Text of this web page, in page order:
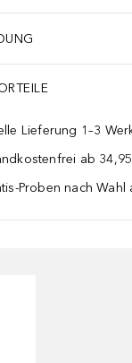
Lieferung 1–3
ab
Proben nach Wahl